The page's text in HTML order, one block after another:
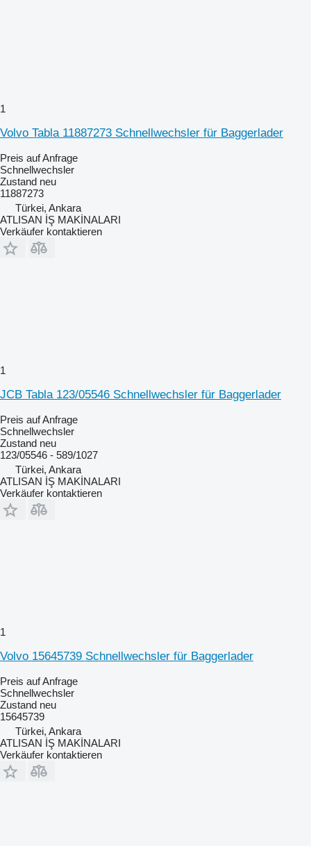
1
Volvo Tabla 11887273 Schnellwechsler für Baggerlader
Preis auf Anfrage
Schnellwechsler
Zustand neu
11887273
Türkei, Ankara
ATLISAN İŞ MAKİNALARI
Verkäufer kontaktieren
1
JCB Tabla 123/05546 Schnellwechsler für Baggerlader
Preis auf Anfrage
Schnellwechsler
Zustand neu
123/05546 - 589/1027
Türkei, Ankara
ATLISAN İŞ MAKİNALARI
Verkäufer kontaktieren
1
Volvo 15645739 Schnellwechsler für Baggerlader
Preis auf Anfrage
Schnellwechsler
Zustand neu
15645739
Türkei, Ankara
ATLISAN İŞ MAKİNALARI
Verkäufer kontaktieren